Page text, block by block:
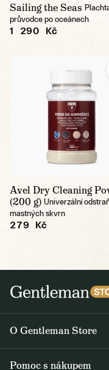
Sailing the Seas
průvodce po oceánech
1 290 Kč
Avel Dry Cleaning
(200 g) Univerzální
mastných skvrn
279 Kč
O Gentleman Store
Pomoc s nákupem